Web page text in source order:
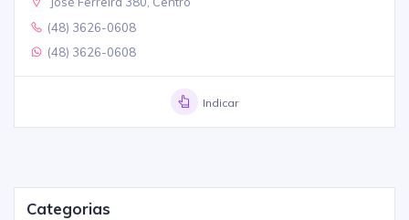
Categorias
(48) 3626-0608
(48) 3626-0608
Indicar